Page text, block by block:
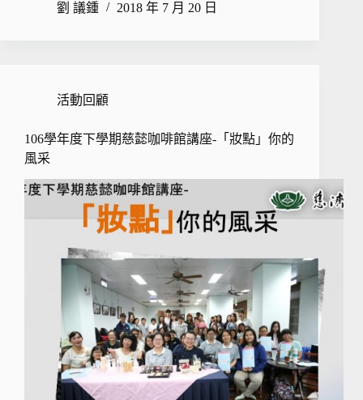
劉 議鍾 2018 年 7 月 20 日
活動回顧
106學年度下學期慈懿咖啡館講座-「妝點」你的
風采